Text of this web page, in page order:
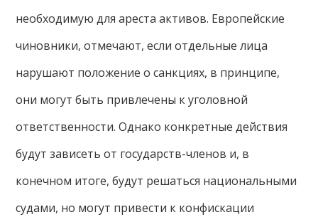
необходимую для ареста активов. Европейские
чиновники, отмечают, если отдельные лица
нарушают положение о санкциях, в принципе,
они могут быть привлечены к уголовной
ответственности. Однако конкретные действия
будут зависеть от государств-членов и, в
конечном итоге, будут решаться национальными
судами, но могут привести к конфискации